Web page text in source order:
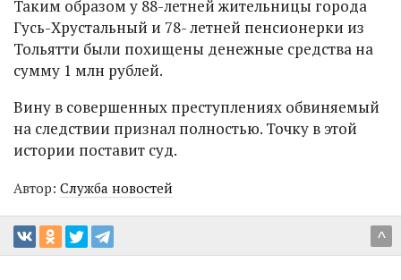
Таким образом у 88-летней жительницы города
Гусь-Хрустальный и 78- летней пенсионерки из
Тольятти были похищены денежные средства на
сумму 1 млн рублей.
Вину в совершенных преступлениях обвиняемый
на следствии признал полностью. Точку в этой
истории поставит суд.
Автор: Служба новостей
^